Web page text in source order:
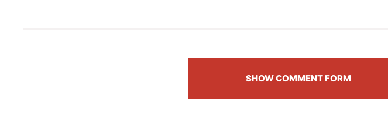
SHOW COMMENT FORM